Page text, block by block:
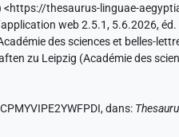
<https://thesaurus-linguae-
web 2.5.1, 5.6.2026,
des sciences et belles-
zu Leipzig (Académie des
dans: